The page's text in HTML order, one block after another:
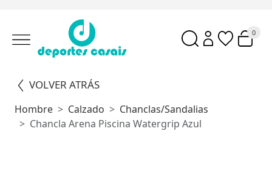
0
VOLVER ATRÁS
Hombre Calzado
Chanclas/sandalias
Chancla Arena Piscina Watergrip Azul